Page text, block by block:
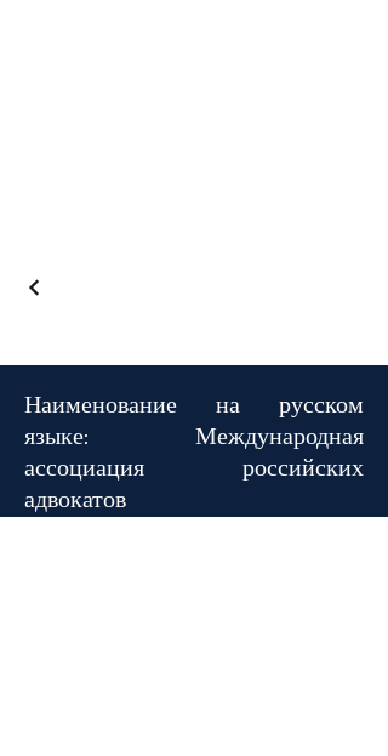
Наименование на русском
языке: Международная
ассоциация российских
адвокатов